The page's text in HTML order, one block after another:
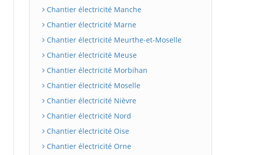
Chantier électricité Manche
Chantier électricité Marne
Chantier électricité Meurthe-et-Moselle
Chantier électricité Meuse
Chantier électricité Morbihan
Chantier électricité Moselle
Chantier électricité Nièvre
Chantier électricité Nord
Chantier électricité Oise
Chantier électricité Orne